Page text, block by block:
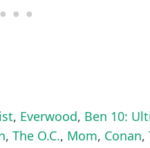
, Everwood, Ben 10:
, The O.C., Mom, Conan,